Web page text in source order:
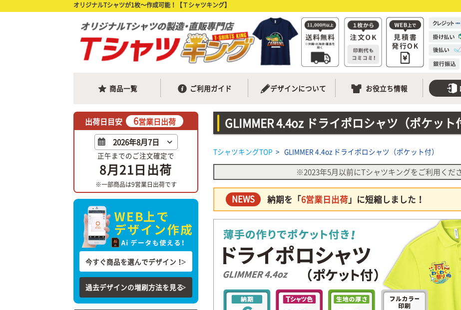
オリジナルTシャツが1枚〜作成可能！【Ｔシャツキング】
商品一覧 ご利用ガイド デザインについて お役立ち情報
出荷日目安 6営業日出荷
正午までのご注文確定で
8月21日出荷
※一部商品は9営業日出荷です
今すぐ商品を選んでデザイン！＞
過去デザインの増刷方法を見る＞
GLIMMER 4.4oz ドライポロシャツ（ポケット
TシャツキングTOP > GLIMMER 4.4oz ドライポロシャツ（ポケット付）
※2023年5月以前にTシャツキングをご利用くだ
NEWS 納期を「6営業日出荷」に短縮しました！